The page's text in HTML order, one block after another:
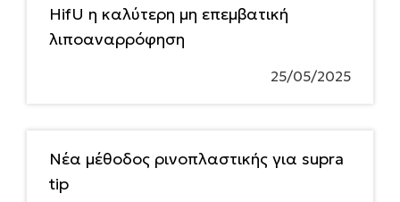
HifU η καλύτερη μη επεμβατική
λιποαναρρόφηση
25/05/2025
Νέα μέθοδος ρινοπλαστικής για supra
tip